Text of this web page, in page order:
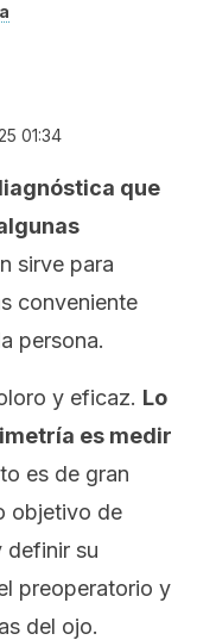
01:34
que
sirve para
conveniente
persona.
y eficaz. Lo
es medir
es de gran
objetivo de
definir su
preoperatorio y
del ojo.